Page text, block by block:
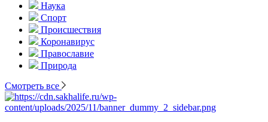
Наука
Спорт
Происшествия
Коронавирус
Православие
Природа
Смотреть все